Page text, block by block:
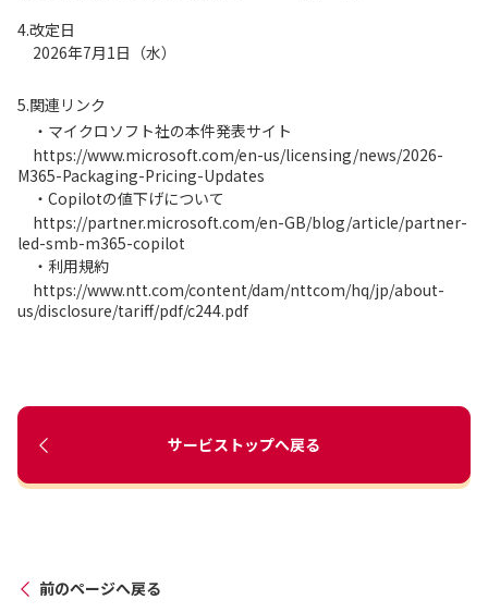
4.改定日
2026年7月1日（水）
5.関連リンク
・マイクロソフト社の本件発表サイト
https://www.microsoft.com/en-us/licensing/news/2026-
M365-Packaging-Pricing-Updates
・Copilotの値下げについて
https://partner.microsoft.com/en-GB/blog/article/partner-
led-smb-m365-copilot
・利用規約
https://www.ntt.com/content/dam/nttcom/hq/jp/about-
us/disclosure/tariff/pdf/c244.pdf
サービストップへ戻る
前のページへ戻る